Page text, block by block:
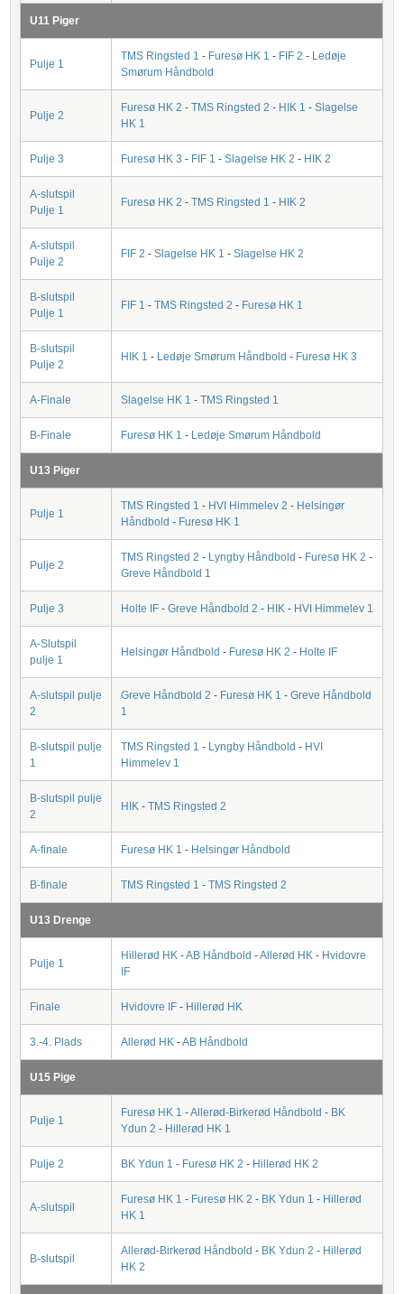
U11 Piger
Pulje 1
TMS Ringsted 1 - Furesø HK 1 - FIF 2 - Ledøje
Smørum Håndbold
Pulje 2
Furesø HK 2 -TMS Ringsted 2 - HIK 1 -Slagelse
HK 1
Pulje 3 Furesø HK 3 - FIF 1 -Slagelse HK 2 - HIK 2
A-slutspil
Pulje 1
Furesø HK 2 -TMS Ringsted 1 - HIK 2
A-slutspil
Pulje 2
FIF 2 -Slagelse HK 1 -Slagelse HK 2
B-slutspil
Pulje 1
FIF 1 -TMS Ringsted 2 - Furesø HK 1
B-slutspil
Pulje 2
HIK 1 - Ledøje Smørum Håndbold - Furesø HK 3
A-Finale Slagelse HK 1 -TMS Ringsted 1
B-Finale Furesø HK 1 - Ledøje Smørum Håndbold
U13 Piger
Pulje 1
TMS Ringsted 1 - HVI Himmelev 2 - Helsingør
Håndbold - Furesø HK 1
Pulje 2
TMS Ringsted 2 - Lyngby Håndbold - Furesø HK 2 -
Greve Håndbold 1
Pulje 3 Holte IF -Greve Håndbold 2 - HIK - HVI Himmelev 1
A-Slutspil
pulje 1
Helsingør Håndbold - Furesø HK 2 - Holte IF
A-slutspil pulje
2
Greve Håndbold 2 - Furesø HK 1 -Greve Håndbold
1
B-slutspil pulje
1
TMS Ringsted 1 - Lyngby Håndbold - HVI
Himmelev 1
B-slutspil pulje
2
HIK -TMS Ringsted 2
A-finale Furesø HK 1 - Helsingør Håndbold
B-finale TMS Ringsted 1 -TMS Ringsted 2
U13 Drenge
Pulje 1
Hillerød HK -AB Håndbold -Allerød HK - Hvidovre
IF
Finale Hvidovre IF- Hillerød HK
3.-4. Plads Allerød HK -AB Håndbold
U15 Pige
Pulje 1
Furesø HK 1 -Allerød-Birkerød Håndbold - BK
Ydun 2 - Hillerød HK 1
Pulje 2 BK Ydun 1 - Furesø HK 2 - Hillerød HK 2
A-slutspil
Furesø HK 1 - Furesø HK 2 - BK Ydun 1 - Hillerød
HK 1
B-slutspil
Allerød-Birkerød Håndbold - BK Ydun 2 - Hillerød
HK 2